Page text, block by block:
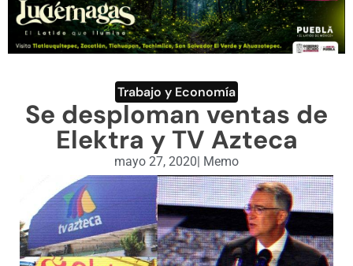
OPINIÓN
DEPORTES
ENGLISH SECTION
VIDEOS
Trabajo y Economía
Se desploman ventas de
Elektra y TV Azteca
mayo 27, 2020| Memo